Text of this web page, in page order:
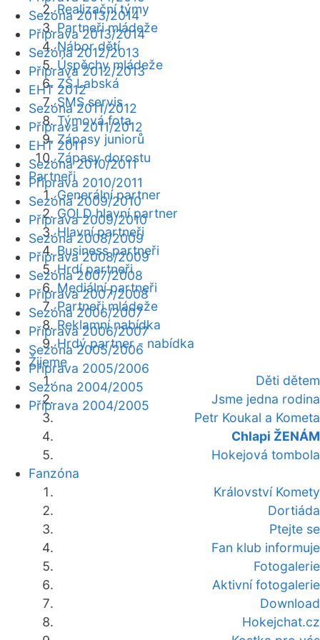
Realizační týmy
Partneři mládeže
Nábor dětí
Úspěchy mládeže
ZŠ Labská
SMS servis
Týmová fota
Zápasy juniorů
Zápasy dorostu
Partneři
Generální partner
GOLD hlavní partner
Hlavní partneři
Business partneři
Hrdí partneři
Mediální partneři
Partneři mládeže
Reklamní nabídka
Hrdý partner - nabídka
Žijeme
Děti dětem
Jsme jedna rodina
Petr Koukal a Kometa
Chlapi ŽENÁM
Hokejová tombola
Fanzóna
Království Komety
Dortiáda
Ptejte se
Fan klub informuje
Fotogalerie
Aktivní fotogalerie
Download
Hokejchat.cz
Sezóna 2013/2014
Příprava 2013/2014
Sezóna 2012/2013
Příprava 2012/2013
EHT 2012
Sezóna 2011/2012
Příprava 2011/2012
EHT 2011
Sezóna 2010/2011
Příprava 2010/2011
Sezóna 2009/2010
Příprava 2009/2010
Sezóna 2008/2009
Příprava 2008/2009
Sezóna 2007/2008
Příprava 2007/2008
Sezóna 2006/2007
Příprava 2006/2007
Sezóna 2005/2006
Příprava 2005/2006
Sezóna 2004/2005
Příprava 2004/2005